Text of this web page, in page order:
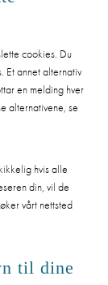
cookies. Du
Et annet alternativ
en melding hver
alternativene, se
hvis alle
din, vil de
vårt nettsted
til dine